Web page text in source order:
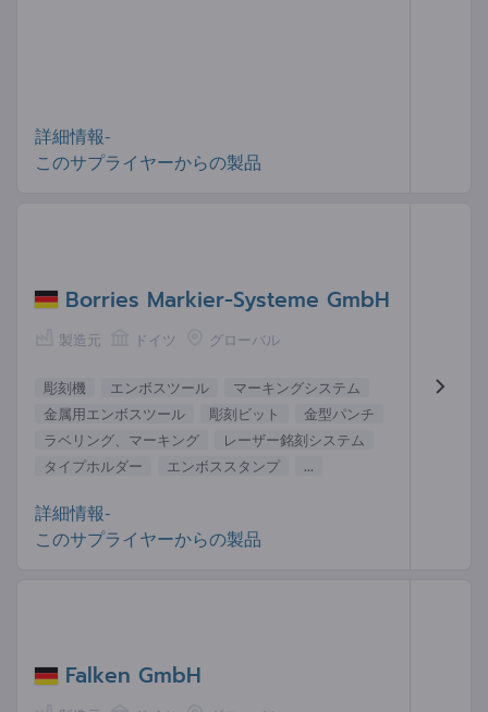
詳細情報-
このサプライヤーからの製品
Borries Markier-Systeme GmbH
製造元 ドイツ グローバル
彫刻機 エンボスツール
マーキングシステム
金属用エンボスツール
彫刻ビット
金型パンチ
ラベリング、マーキング
レーザー銘刻システム
タイプホルダー
エンボススタンプ ...
詳細情報-
このサプライヤーからの製品
Falken GmbH